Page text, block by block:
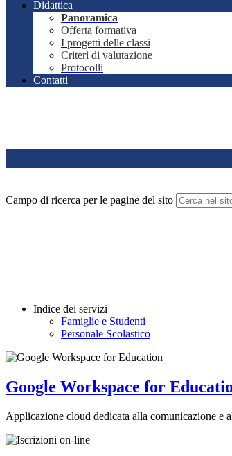
Didattica
Panoramica
Offerta formativa
I progetti delle classi
Criteri di valutazione
Protocolli
Contatti
Campo di ricerca per le pagine del sito
Indice dei servizi
Famiglie e Studenti
Personale Scolastico
Google Workspace for
Applicazione cloud dedicata alla comunicazione e